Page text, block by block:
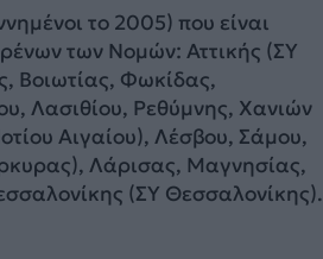
το 2005) που είναι
των Νομών: Αττικής (ΣΥ
Βοιωτίας, Φωκίδας,
Λασιθίου, Ρεθύμνης, Χανιών
Αιγαίου), Λέσβου, Σάμου,
Λάρισας, Μαγνησίας,
(ΣΥ Θεσσαλονίκης).